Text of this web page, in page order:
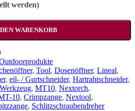
werden)
DE Version
WARENKORB
, Tool, Dosenöffner, Lineal,
, eil- / Gurtschneider, Hartrahtschneider,
Werkzeug, MT10, Nextorch,
10, Crimpzange, Nextool,
, Schlitzschraubendreher